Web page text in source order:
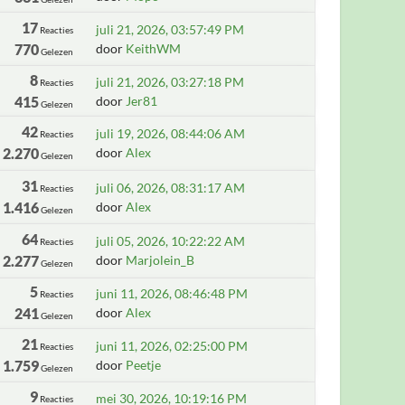
17 Reacties
770Gelezen
juli 21, 2026, 03:57:49 PM
door KeithWM
8 Reacties
415Gelezen
juli 21, 2026, 03:27:18 PM
door Jer81
42 Reacties
2.270Gelezen
juli 19, 2026, 08:44:06 AM
doorAlex
31 Reacties
1.416Gelezen
juli 06, 2026, 08:31:17 AM
doorAlex
64 Reacties
2.277Gelezen
juli 05, 2026, 10:22:22 AM
door Marjolein_B
5 Reacties
241Gelezen
juni 11, 2026, 08:46:48 PM
doorAlex
21 Reacties
1.759Gelezen
juni 11, 2026, 02:25:00 PM
door Peetje
9 Reacties mei 30, 2026, 10:19:16 PM